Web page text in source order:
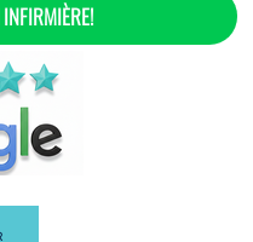
De Romero
INFIRMIÈRE!